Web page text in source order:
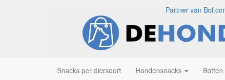
Partner van
Snacks per diersoort Hondensnacks Botten